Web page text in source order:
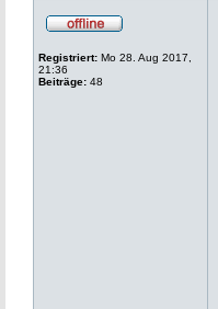
Registriert: Mo 28. Aug 2017,
21:36
Beiträge: 48